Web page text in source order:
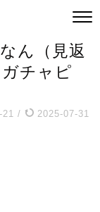
ん（見返
チャピ
21 / 2025-07-31